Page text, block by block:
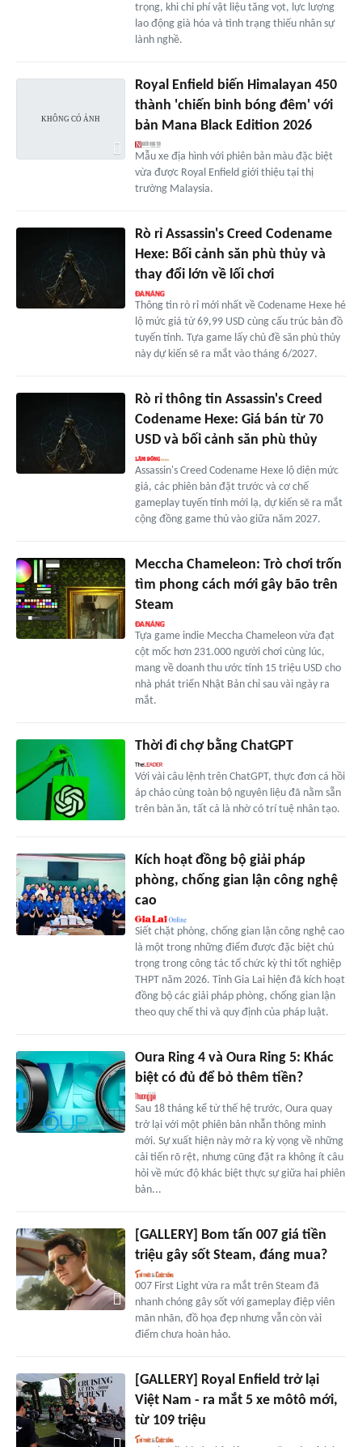
trọng, khi chi phí vật liệu tăng vọt, lực lượng
lao động già hóa và tình trạng thiếu nhân sự
lành nghề.
Royal Enfield biến Himalayan 450
thành 'chiến binh bóng đêm' với
bản Mana Black Edition 2026
Mẫu xe địa hình với phiên bản màu đặc biệt
vừa được Royal Enfield giới thiệu tại thị
trường Malaysia.
Rò rỉ Assassin's Creed Codename
Hexe: Bối cảnh săn phù thủy và
thay đổi lớn về lối chơi
Thông tin rò rỉ mới nhất về Codename Hexe hé
lộ mức giá từ 69,99 USD cùng cấu trúc bản đồ
tuyến tính. Tựa game lấy chủ đề săn phù thủy
này dự kiến sẽ ra mắt vào tháng 6/2027.
Rò rỉ thông tin Assassin's Creed
Codename Hexe: Giá bán từ 70
USD và bối cảnh săn phù thủy
Assassin's Creed Codename Hexe lộ diện mức
giá, các phiên bản đặt trước và cơ chế
gameplay tuyến tính mới lạ, dự kiến sẽ ra mắt
cộng đồng game thủ vào giữa năm 2027.
Meccha Chameleon: Trò chơi trốn
tìm phong cách mới gây bão trên
Steam
Tựa game indie Meccha Chameleon vừa đạt
cột mốc hơn 231.000 người chơi cùng lúc,
mang về doanh thu ước tính 15 triệu USD cho
nhà phát triển Nhật Bản chỉ sau vài ngày ra
mắt.
Thời đi chợ bằng ChatGPT
Với vài câu lệnh trên ChatGPT, thực đơn cá hồi
áp chảo cùng toàn bộ nguyên liệu đã nằm sẵn
trên bàn ăn, tất cả là nhờ có trí tuệ nhân tạo.
Kích hoạt đồng bộ giải pháp
phòng, chống gian lận công nghệ
cao
Siết chặt phòng, chống gian lận công nghệ cao
là một trong những điểm được đặc biệt chú
trọng trong công tác tổ chức kỳ thi tốt nghiệp
THPT năm 2026. Tỉnh Gia Lai hiện đã kích hoạt
đồng bộ các giải pháp phòng, chống gian lận
theo quy chế thi và quy định của pháp luật.
Oura Ring 4 và Oura Ring 5: Khác
biệt có đủ để bỏ thêm tiền?
Sau 18 tháng kể từ thế hệ trước, Oura quay
trở lại với một phiên bản nhẫn thông minh
mới. Sự xuất hiện này mở ra kỳ vọng về những
cải tiến rõ rệt, nhưng cũng đặt ra không ít câu
hỏi về mức độ khác biệt thực sự giữa hai phiên
bản...
[GALLERY] Bom tấn 007 giá tiền
triệu gây sốt Steam, đáng mua?
007 First Light vừa ra mắt trên Steam đã
nhanh chóng gây sốt với gameplay điệp viên
mãn nhãn, đồ họa đẹp nhưng vẫn còn vài
điểm chưa hoàn hảo.
[GALLERY] Royal Enfield trở lại
Việt Nam - ra mắt 5 xe môtô mới,
từ 109 triệu